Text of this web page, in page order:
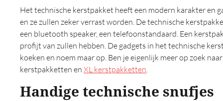
Persoonlijk (0)
Pizza (0)
Populaire (0)
Premium (0)
Relax (0)
Rituals (0)
Sportieve (0)
Het technische kerstpakket heeft een modern karakter en
en ze zullen zeker verrast worden. De technische
een bluetooth speaker, een telefoonstandaard. Een
profijt van zullen hebben. De gadgets in het technische
koeken en noem maar op. Ben je eigenlijk meer op zoek
kerstpakketten en XL kerstpakketten.
Handige technische snufjes